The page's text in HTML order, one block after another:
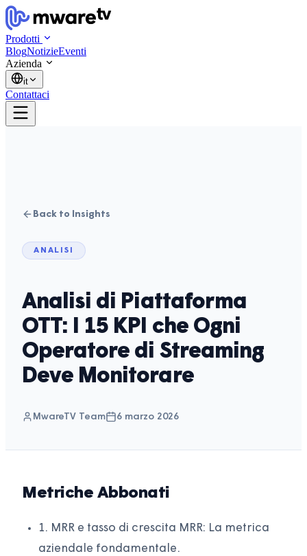
Prodotti
BlogNotizieEventi
Azienda
it
Contattaci
Back to Insights
ANALISI
Analisi di Piattaforma
OTT: I 15 KPI che Ogni
Operatore di Streaming
Deve Monitorare
MwareTV Team 6 marzo 2026
Metriche Abbonati
1. MRR e tasso di crescita MRR: La metrica
aziendale fondamentale.